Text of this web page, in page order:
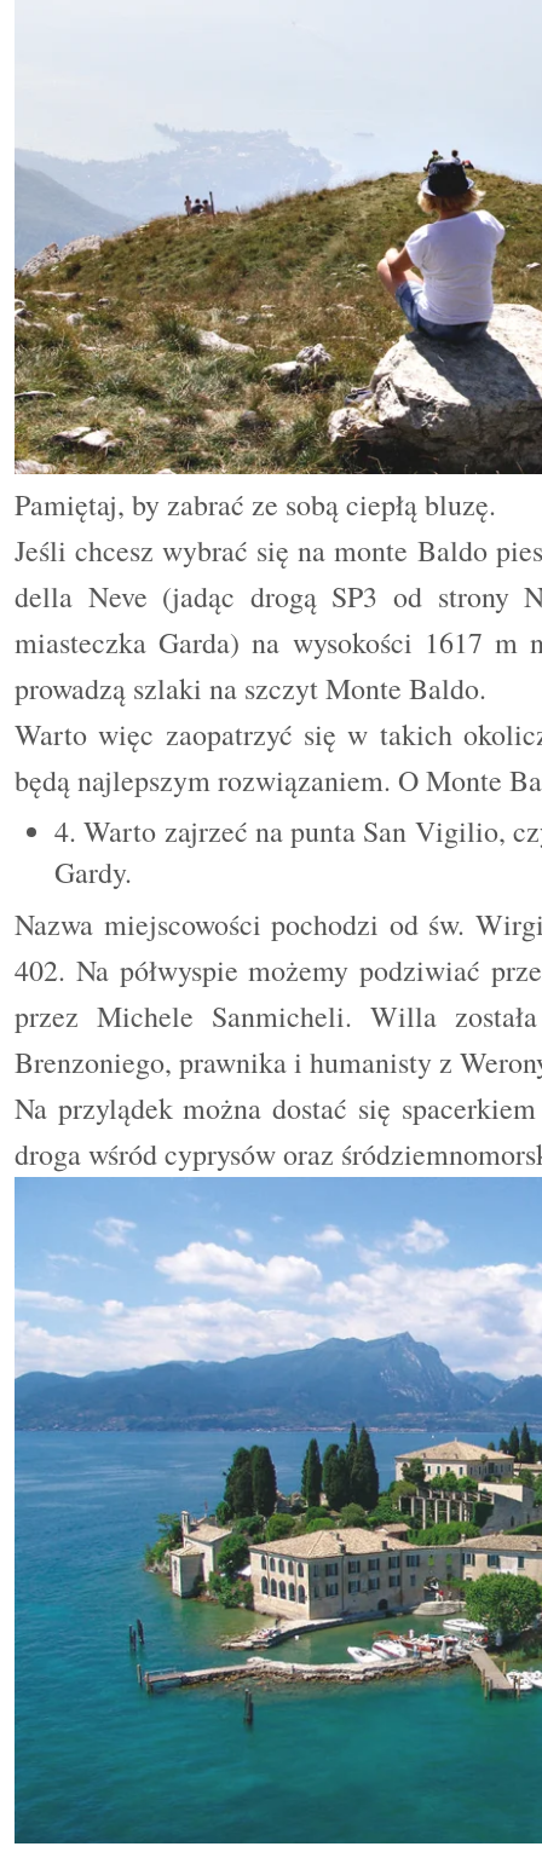
Pamiętaj, by zabrać ze sobą ciepłą bluzę.
Jeśli chcesz wybrać się na monte Baldo
della Neve (jadąc drogą SP3 od strony
miasteczka Garda) na wysokości 1617 m
prowadzą szlaki na szczyt Monte Baldo.
Warto więc zaopatrzyć się w takich
będą najlepszym rozwiązaniem. O Monte
4. Warto zajrzeć na punta San Vigilio,
Gardy.
Nazwa miejscowości pochodzi od św.
402. Na półwyspie możemy podziwiać
przez Michele Sanmicheli. Willa
Brenzoniego, prawnika i humanisty z
Na przylądek można dostać się
droga wśród cyprysów oraz